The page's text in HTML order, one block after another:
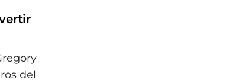
del